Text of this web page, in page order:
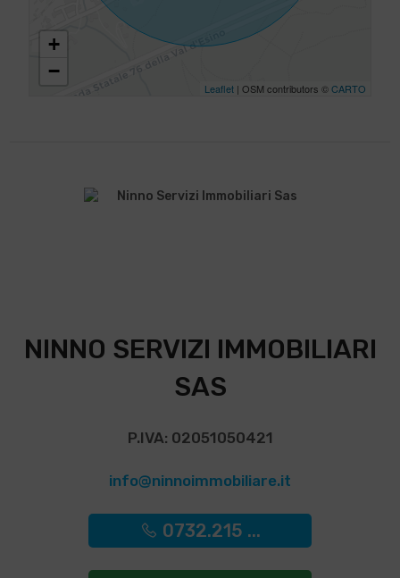
+
−
Leaflet| OSM contributors ©CARTO
NINNO SERVIZI IMMOBILIARI
SAS
P.IVA: 02051050421
info@ninnoimmobiliare.it
0732.215 ...